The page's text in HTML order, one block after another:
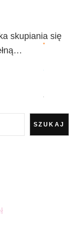
skupiania się
SZUKAJ